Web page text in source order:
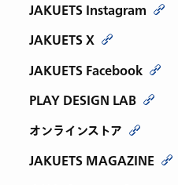
JAKUETS Instagram
JAKUETS X
JAKUETS Facebook
PLAY DESIGN LAB
オンラインストア
JAKUETS MAGAZINE